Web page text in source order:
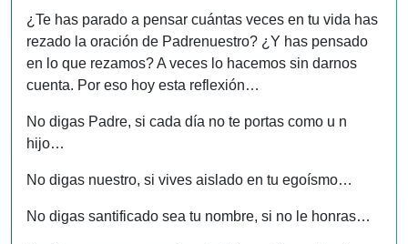
¿Te has parado a pensar cuántas veces en tu vida has
rezado la oración de Padrenuestro? ¿Y has pensado
en lo que rezamos? A veces lo hacemos sin darnos
cuenta. Por eso hoy esta reflexión…
No digas Padre, si cada día no te portas como u n
hijo…
No digas nuestro, si vives aislado en tu egoísmo…
No digas santificado sea tu nombre, si no le honras…